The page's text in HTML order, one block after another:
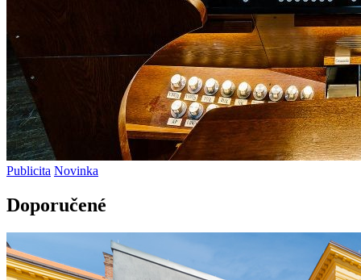
Publicita Novinka
Doporučené